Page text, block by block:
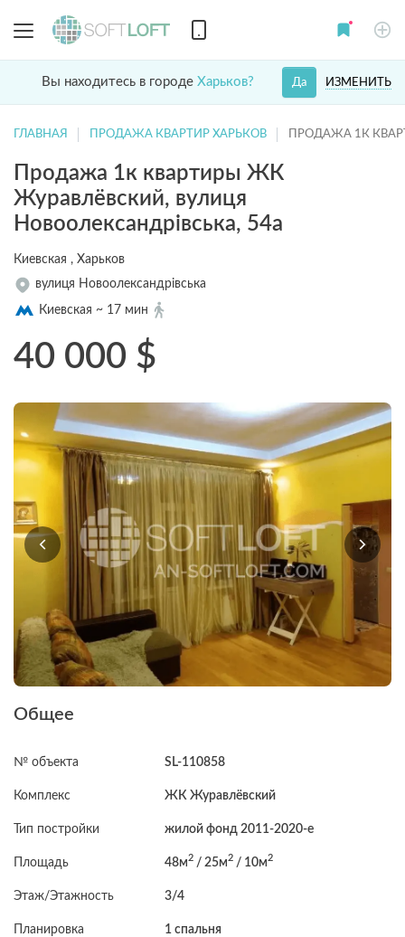
Вы находитесь в городе Харьков? ИЗМЕНИТЬ
Да
ГЛАВНАЯ ПРОДАЖА КВАРТИР ХАРЬКОВ ПРОДАЖА 1К
Продажа 1к квартиры ЖК
Журавлёвский, вулиця
Новоолександрівська, 54а
Киевская , Харьков
вулиця Новоолександрівська
Киевская ~ 17 мин
40 000 $
Общее
№ объекта SL-110858
Комплекс ЖК Журавлёвский
Тип постройки жилой фонд 2011-2020-е
Площадь 48м2 / 25м2 / 10м2
Этаж/Этажность 3/4
Планировка 1 спальня